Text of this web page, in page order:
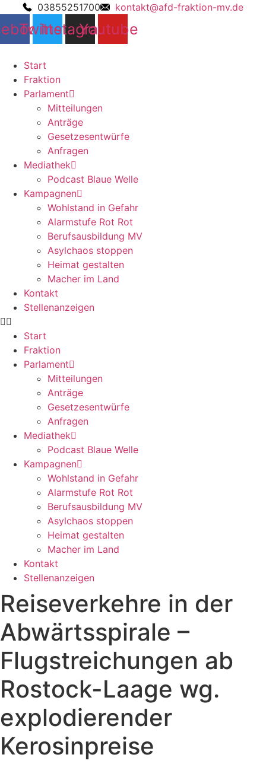
03855251700 kontakt@afd-fraktion-mv.de
Twitter
Instagram
Youtube
Start
Fraktion
Parlament
Mitteilungen
Anträge
Gesetzesentwürfe
Anfragen
Mediathek
Podcast Blaue Welle
Kampagnen
Wohlstand in Gefahr
Alarmstufe Rot Rot
Berufsausbildung MV
Asylchaos stoppen
Heimat gestalten
Macher im Land
Kontakt
Stellenanzeigen
Start
Fraktion
Parlament
Mitteilungen
Anträge
Gesetzesentwürfe
Anfragen
Mediathek
Podcast Blaue Welle
Kampagnen
Wohlstand in Gefahr
Alarmstufe Rot Rot
Berufsausbildung MV
Asylchaos stoppen
Heimat gestalten
Macher im Land
Kontakt
Stellenanzeigen
Reiseverkehre in der
Abwärtsspirale –
Flugstreichungen ab
Rostock-Laage wg.
explodierender
Kerosinpreise